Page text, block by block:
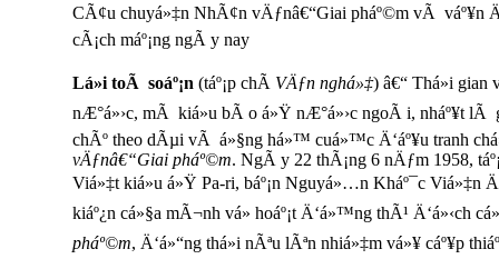
CÃ¢u chuyá»‡n NhÃ¢n vÄƒnâ€“Giai pháº©m vÃ váº¥n
cÃ¡ch máº¡ng ngÃ y nay
Lá»i toÃ soáº¡n (táº¡p chÃ­ VÄƒn nghá»‡) â€“ Thá»i
nÆ°á»›c, mÃ kiá»u bÃ o á»Ÿ nÆ°á»›c ngoÃ i, nháº¥t lÃ
chÃº theo dÃµi vÃ á»§ng há»™ cuá»™c Ä‘áº¥u tranh
vÄƒnâ€“Giai pháº©m. NgÃ y 22 thÃ¡ng 6 nÄƒm 1958,
Viá»‡t kiá»u á»Ÿ Pa-ri, báº¡n Nguyá»…n Kháº¯c
kiáº¿n cá»§a mÃ¬nh vá» hoáº¡t Ä‘á»™ng thÃ¹ Ä‘á»‹ch
pháº©m, Ä‘á»“ng thá»i nÃªu lÃªn nhiá»‡m vá»¥ cáº¥p